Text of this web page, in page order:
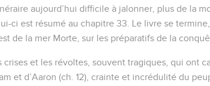
aujourd’hui difficile à jalonner, plus de la
ci est résumé au chapitre 33. Le livre se
de la mer Morte, sur les préparatifs de la
crises et les révoltes, souvent tragiques, qui ont
et d’Aaron (ch. 12), crainte et incrédulité du